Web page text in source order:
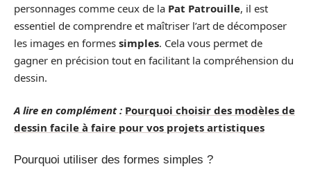
personnages comme ceux de la Pat Patrouille, il est
essentiel de comprendre et maîtriser l’art de décomposer
les images en formes simples. Cela vous permet de
gagner en précision tout en facilitant la compréhension du
dessin.
A lire en complément : Pourquoi choisir des modèles de
dessin facile à faire pour vos projets artistiques
Pourquoi utiliser des formes simples ?